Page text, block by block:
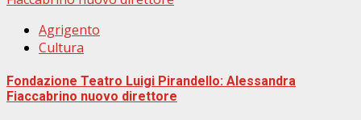
Agrigento
Cultura
Fondazione Teatro Luigi Pirandello: Alessandra
Fiaccabrino nuovo direttore